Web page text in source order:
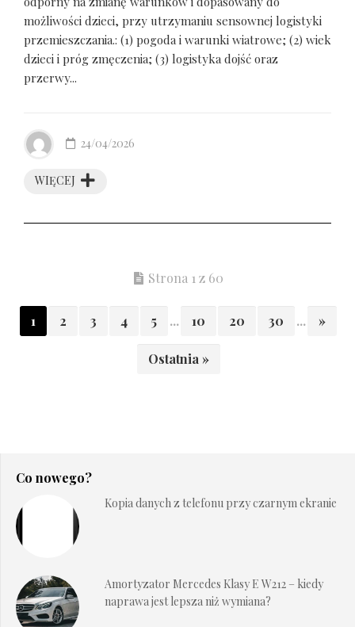
możliwości dzieci, przy utrzymaniu sensownej logistyki
przemieszczania.: (1) pogoda i warunki wiatrowe; (2) wiek
dzieci i próg zmęczenia; (3) logistyka dojść oraz
przerwy...
WIĘCEJ
24/04/2026
Strona 1 z 60
1 2 3 4 5 ... 10 20 30 ... »
Ostatnia »
Co nowego?
Kopia danych z telefonu przy czarnym ekranie
Amortyzator Mercedes Klasy E W212 – kiedy
naprawa jest lepsza niż wymiana?